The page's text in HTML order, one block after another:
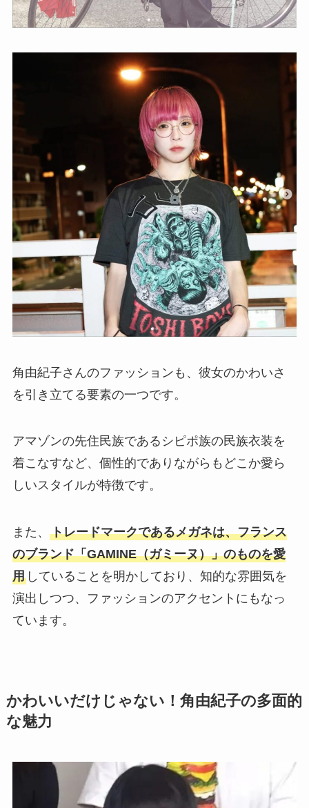
角由紀子さんのファッションも、彼女のかわいさ
を引き立てる要素の一つです。
アマゾンの先住民族であるシピポ族の民族衣装を
着こなすなど、個性的でありながらもどこか愛ら
しいスタイルが特徴です。
また、 トレードマークであるメガネは、フランス
のブランド「GAMINE（ガミーヌ）」のものを愛
用していることを明かしており、知的な雰囲気を
演出しつつ、ファッションのアクセントにもなっ
ています。
かわいいだけじゃない！角由紀子の多面的
な魅力